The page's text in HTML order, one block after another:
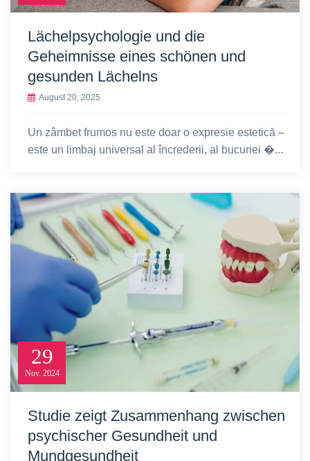
Lächelpsychologie und die
Geheimnisse eines schönen und
gesunden Lächelns
August 20, 2025
Un zâmbet frumos nu este doar o expresie estetică –
este un limbaj universal al încrederii, al bucuriei �...
29
Nov. 2024
Studie zeigt Zusammenhang zwischen
psychischer Gesundheit und
Mundgesundheit